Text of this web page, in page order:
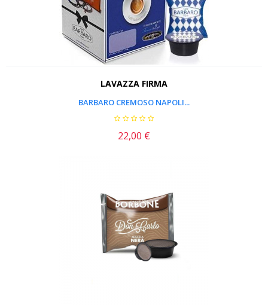
LAVAZZA FIRMA
BARBARO CREMOSO NAPOLI...
Prezzo
22,00 €